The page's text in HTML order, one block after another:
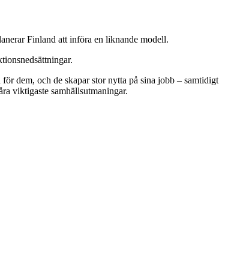
Finland att införa en liknande modell.
dem, och de skapar stor nytta på sina jobb – samtidigt
viktigaste samhällsutmaningar.